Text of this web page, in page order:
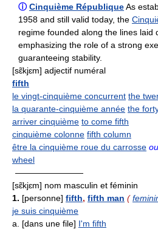
ⓘ Cinquième RépubliqueAs
1958 and still valid today, the
regime founded along the lines laid
emphasizing the role of a strong
guaranteeing stability.
[sɛ̃kjɛm] adjectif numéral
fifth
le vingt-cinquième concurrent the
la quarante-cinquième année the
arriver cinquième to come fifth
cinquième colonne fifth column
être la cinquième roue du carrosse ou
wheel
————————
[sɛ̃kjɛm] nom masculin et féminin
1. [personne] fifth, fifth man (
je suis cinquième
a. [dans une file] I'm fifth